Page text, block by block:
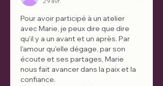
Pour avoir participé à un atelier
avec Marie, je peux dire que dire
qu'il y a un avant et un après. Par
l'amour qu'elle dégage, par son
écoute et ses partages, Marie
nous fait avancer dans la paix et la
confiance.